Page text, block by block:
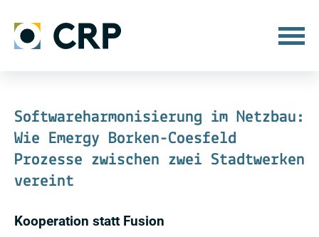
Softwareharmonisierung im Netzbau:
Wie Emergy Borken-Coesfeld
Prozesse zwischen zwei Stadtwerken
vereint
Kooperation statt Fusion